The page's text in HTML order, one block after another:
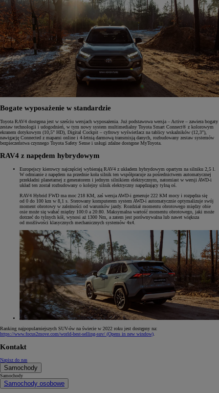
Bogate wyposażenie w standardzie
Toyota RAV4 dostępna jest w sześciu wersjach wyposażenia. Już podstawowa wersja – Active – zawiera bogaty
zestaw technologii i udogodnień, w tym nowy system multimedialny Toyota Smart Connect® z kolorowym
ekranem dotykowym (10,5" HD), Digital Cockpit – cyfrowy wyświetlacz na tablicy wskaźników (12,3"),
nawigację Connected z mapami online i 4-letnią darmową transmisją danych, rozbudowany zestaw systemów
bezpieczeństwa czynnego Toyota Safety Sense i usługi zdalne dostępne MyToyota.
RAV4 z napędem hybrydowym
Europejscy kierowcy najczęściej wybierają RAV4 z układem hybrydowym opartym na silniku 2,5 l.
W odmianie z napędem na przednie koła silnik ten współpracuje za pośrednictwem automatycznej
przekładni planetarnej z generatorem i jednym silnikiem elektrycznym, natomiast w wersji AWD-i
układ ten został rozbudowany o kolejny silnik elektryczny napędzający tylną oś.
RAV4 Hybrid FWD ma moc 218 KM, zaś wersja AWD-i generuje 222 KM mocy i rozpędza się
od 0 do 100 km w 8,1 s. Sterowany komputerem system AWD-i automatycznie optymalizuje swój
moment obrotowy w zależności od warunków jazdy. Rozdział momentu obrotowego między obie
osie może się wahać między 100:0 a 20:80. Maksymalna wartość momentu obrotowego, jaki może
dotrzeć do tylnych kół, wynosi aż 1300 Nm, a zatem jest porównywalna lub nawet większa
od możliwości klasycznych mechanicznych systemów 4x4.
Ranking najpopularniejszych SUV-ów na świecie w 2022 roku jest dostępny na:
https://www.focus2move.com/world-best-selling-suv/ (Opens in new window)
Kontakt
Napisz do nas
Samochody
Samochody
Samochody osobowe